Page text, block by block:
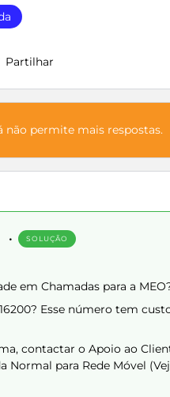
Partilhar
não permite mais respostas.
SOLUÇÃO
em Chamadas para a
Esse número tem
contactar o Apoio ao
para Rede Móvel